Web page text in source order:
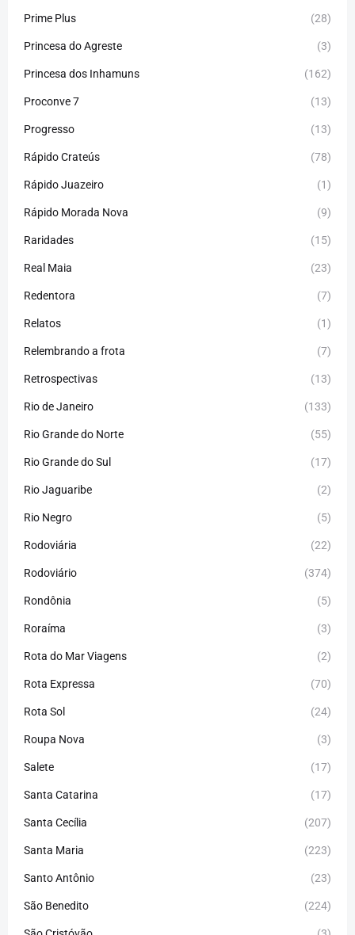
Prime Plus (28)
Princesa do Agreste (3)
Princesa dos Inhamuns (162)
Proconve 7 (13)
Progresso (13)
Rápido Crateús (78)
Rápido Juazeiro (1)
Rápido Morada Nova (9)
Raridades (15)
Real Maia (23)
Redentora (7)
Relatos (1)
Relembrando a frota (7)
Retrospectivas (13)
Rio de Janeiro (133)
Rio Grande do Norte (55)
Rio Grande do Sul (17)
Rio Jaguaribe (2)
Rio Negro (5)
Rodoviária (22)
Rodoviário (374)
Rondônia (5)
Roraíma (3)
Rota do Mar Viagens (2)
Rota Expressa (70)
Rota Sol (24)
Roupa Nova (3)
Salete (17)
Santa Catarina (17)
Santa Cecília (207)
Santa Maria (223)
Santo Antônio (23)
São Benedito (224)